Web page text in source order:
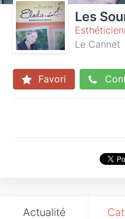
Les
Le Cannet
Favori
Actualité